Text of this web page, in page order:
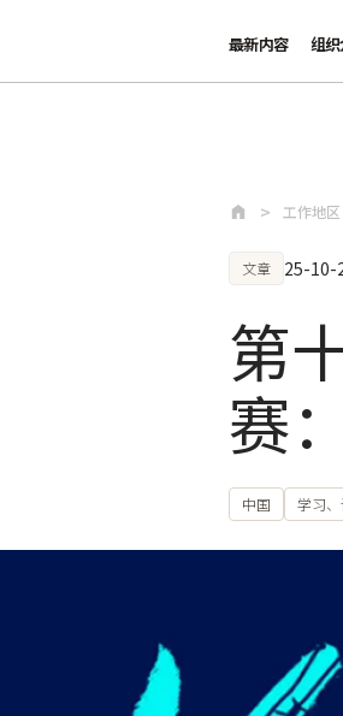
最新内容 组
工作地区
文章 25-10-
第
赛
中国 学习